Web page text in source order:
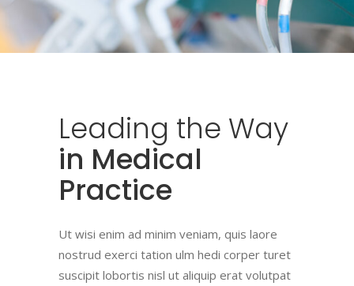
Leading the Way
in Medical
Practice
Ut wisi enim ad minim veniam, quis laore
nostrud exerci tation ulm hedi corper turet
suscipit lobortis nisl ut aliquip erat volutpat